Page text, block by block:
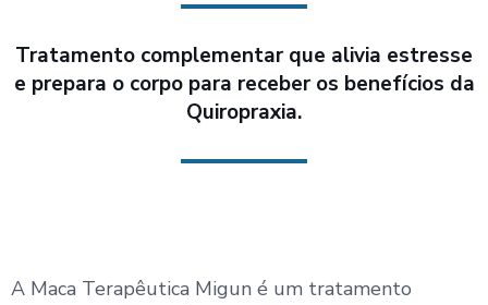
Tratamento complementar que alivia estresse
e prepara o corpo para receber os benefícios da
Quiropraxia.
A Maca Terapêutica Migun é um tratamento